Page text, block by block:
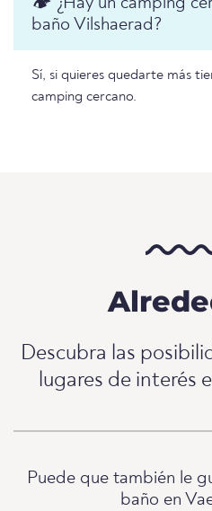
🏕️ ¿Hay un camping
baño Vilshaerad?
Sí, si quieres quedarte más
camping cercano.
Descubra las
lugares de interés
Puede que también le
baño en